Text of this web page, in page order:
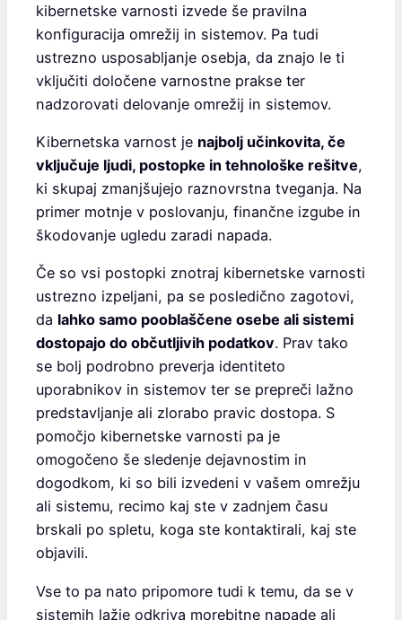
kibernetske varnosti izvede še pravilna
konfiguracija omrežij in sistemov. Pa tudi
ustrezno usposabljanje osebja, da znajo le ti
vključiti določene varnostne prakse ter
nadzorovati delovanje omrežij in sistemov.
Kibernetska varnost je najbolj učinkovita, če
vključuje ljudi, postopke in tehnološke rešitve,
ki skupaj zmanjšujejo raznovrstna tveganja. Na
primer motnje v poslovanju, finančne izgube in
škodovanje ugledu zaradi napada.
Če so vsi postopki znotraj kibernetske varnosti
ustrezno izpeljani, pa se posledično zagotovi,
da lahko samo pooblaščene osebe ali sistemi
dostopajo do občutljivih podatkov. Prav tako
se bolj podrobno preverja identiteto
uporabnikov in sistemov ter se prepreči lažno
predstavljanje ali zlorabo pravic dostopa. S
pomočjo kibernetske varnosti pa je
omogočeno še sledenje dejavnostim in
dogodkom, ki so bili izvedeni v vašem omrežju
ali sistemu, recimo kaj ste v zadnjem času
brskali po spletu, koga ste kontaktirali, kaj ste
objavili.
Vse to pa nato pripomore tudi k temu, da se v
sistemih lažje odkriva morebitne napade ali